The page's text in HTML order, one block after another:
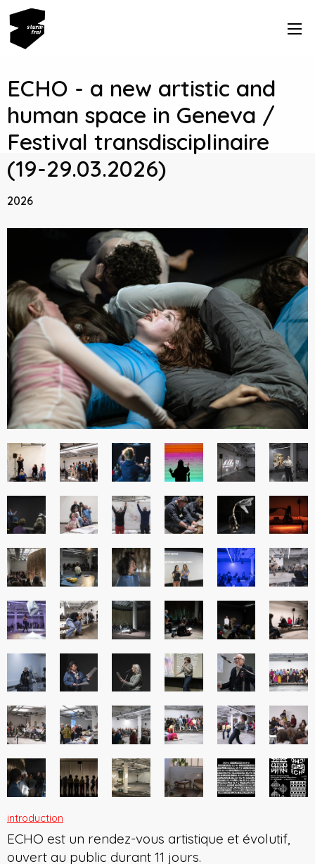
ECHO - a new artistic and
human space in Geneva /
Festival transdisciplinaire
(19-29.03.2026)
2026
introduction
ECHO est un rendez-vous artistique et évolutif,
ouvert au public durant 11 jours.